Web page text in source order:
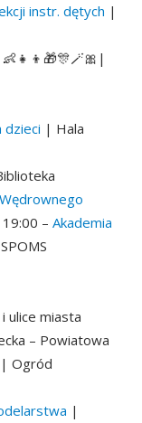
instr. dętych |
👶👧👦🎁🎊🪄🎀|
dzieci | Hala
– Akademia
ulice miasta
– Powiatowa
Ogród
|